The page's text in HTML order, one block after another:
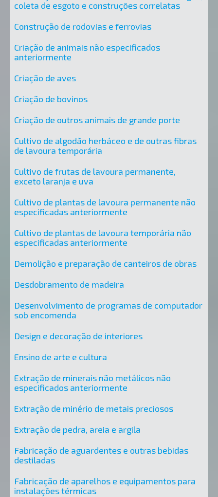
coleta de esgoto e construções correlatas
Construção de rodovias e ferrovias
Criação de animais não especificados
anteriormente
Criação de aves
Criação de bovinos
Criação de outros animais de grande porte
Cultivo de algodão herbáceo e de outras fibras
de lavoura temporária
Cultivo de frutas de lavoura permanente,
exceto laranja e uva
Cultivo de plantas de lavoura permanente não
especificadas anteriormente
Cultivo de plantas de lavoura temporária não
especificadas anteriormente
Demolição e preparação de canteiros de obras
Desdobramento de madeira
Desenvolvimento de programas de computador
sob encomenda
Design e decoração de interiores
Ensino de arte e cultura
Extração de minerais não metálicos não
especificados anteriormente
Extração de minério de metais preciosos
Extração de pedra, areia e argila
Fabricação de aguardentes e outras bebidas
destiladas
Fabricação de aparelhos e equipamentos para
instalações térmicas